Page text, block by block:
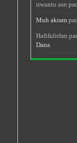
irwanto asn
Muh akram
Hafifulirfan
Dana